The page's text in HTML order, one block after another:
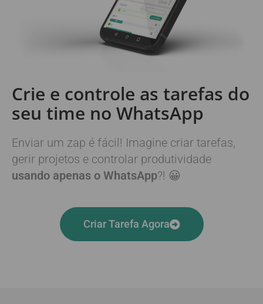
Crie e controle as tarefas do
seu time no WhatsApp
Enviar um zap é fácil! Imagine criar tarefas,
gerir projetos e controlar produtividade
usando apenas o WhatsApp?! 😀
Criar Tarefa Agora